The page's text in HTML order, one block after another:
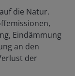
die Natur.
Eindämmung
an den
der